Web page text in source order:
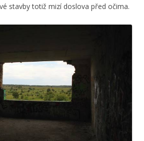
stavby totiž mizí doslova před očima.